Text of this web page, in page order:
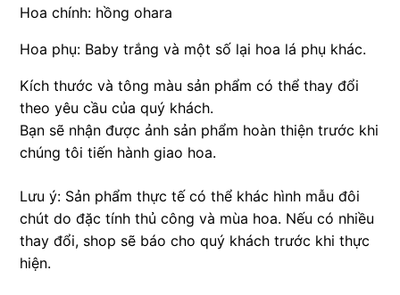
Hoa chính: hồng ohara
Hoa phụ: Baby trắng và một số lại hoa lá phụ khác.
Kích thước và tông màu sản phẩm có thể thay đổi
theo yêu cầu của quý khách.
Bạn sẽ nhận được ảnh sản phẩm hoàn thiện trước khi
chúng tôi tiến hành giao hoa.
Lưu ý: Sản phẩm thực tế có thể khác hình mẫu đôi
chút do đặc tính thủ công và mùa hoa. Nếu có nhiều
thay đổi, shop sẽ báo cho quý khách trước khi thực
hiện.